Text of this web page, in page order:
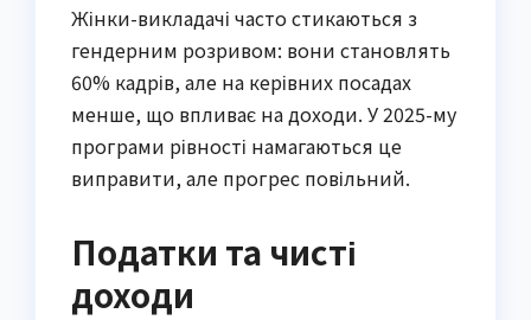
Жінки-викладачі часто стикаються з
гендерним розривом: вони становлять
60% кадрів, але на керівних посадах
менше, що впливає на доходи. У 2025-му
програми рівності намагаються це
виправити, але прогрес повільний.
Податки та чисті
доходи